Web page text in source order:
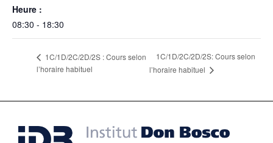
Heure :
08:30 - 18:30
1C/1D/2C/2D/2S : Cours selon
l’horaire habituel
1C/1D/2C/2D/2S: Cours selon
l’horaire habituel